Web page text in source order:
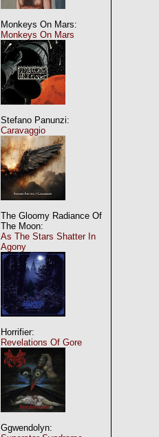
Monkeys On Mars:
Monkeys On Mars
Stefano Panunzi:
Caravaggio
The Gloomy Radiance Of
The Moon:
As The Stars Shatter In
Agony
Horrifier:
Revelations Of Gore
Ggwendolyn: